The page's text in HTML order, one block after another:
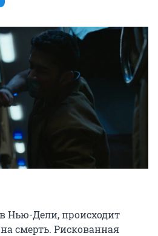
Нью-Дели, происходит
смерть. Рискованная